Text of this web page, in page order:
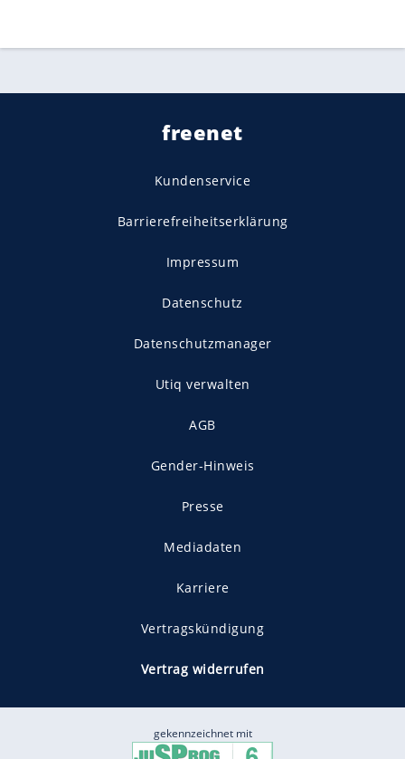
freenet
Kundenservice
Barrierefreiheitserklärung
Impressum
Datenschutz
Datenschutzmanager
Utiq verwalten
AGB
Gender-Hinweis
Presse
Mediadaten
Karriere
Vertragskündigung
Vertrag widerrufen
gekennzeichnet mit